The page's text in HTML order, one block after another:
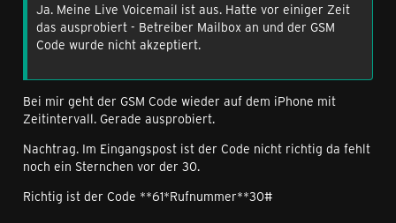
Ja. Meine Live Voicemail ist aus. Hatte vor einiger Zeit
das ausprobiert - Betreiber Mailbox an und der GSM
Code wurde nicht akzeptiert.
Bei mir geht der GSM Code wieder auf dem iPhone mit
Zeitintervall. Gerade ausprobiert.
Nachtrag. Im Eingangspost ist der Code nicht richtig da fehlt
noch ein Sternchen vor der 30.
Richtig ist der Code **61*Rufnummer**30#